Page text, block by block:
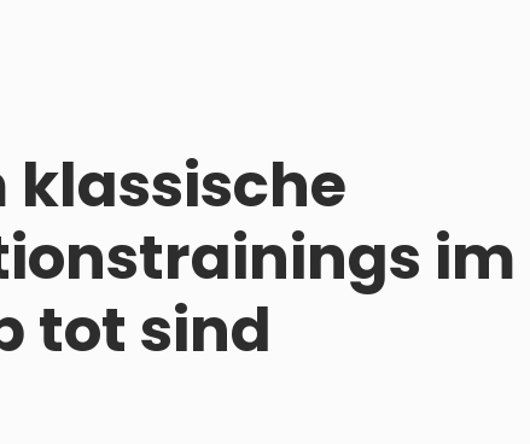
im
tot sind